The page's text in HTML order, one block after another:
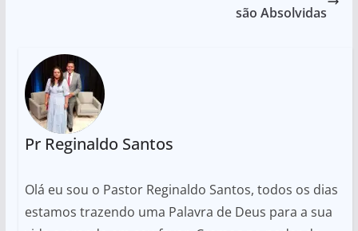
são Absolvidas
Pr Reginaldo Santos
Olá eu sou o Pastor Reginaldo Santos, todos os dias
estamos trazendo uma Palavra de Deus para a sua